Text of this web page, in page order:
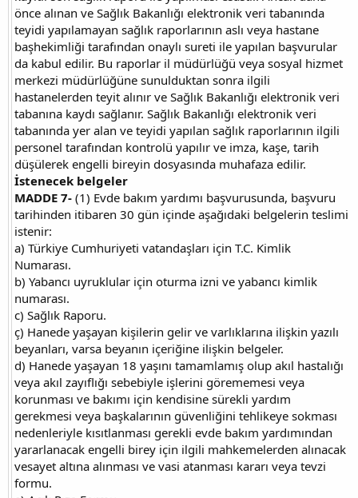
önce alınan ve Sağlık Bakanlığı elektronik veri tabanında
teyidi yapılamayan sağlık raporlarının aslı veya hastane
başhekimliği tarafından onaylı sureti ile yapılan başvurular
da kabul edilir. Bu raporlar il müdürlüğü veya sosyal hizmet
merkezi müdürlüğüne sunulduktan sonra ilgili
hastanelerden teyit alınır ve Sağlık Bakanlığı elektronik veri
tabanına kaydı sağlanır. Sağlık Bakanlığı elektronik veri
tabanında yer alan ve teyidi yapılan sağlık raporlarının ilgili
personel tarafından kontrolü yapılır ve imza, kaşe, tarih
düşülerek engelli bireyin dosyasında muhafaza edilir.
İstenecek belgeler
MADDE 7- (1) Evde bakım yardımı başvurusunda, başvuru
tarihinden itibaren 30 gün içinde aşağıdaki belgelerin teslimi
istenir:
a) Türkiye Cumhuriyeti vatandaşları için T.C. Kimlik
Numarası.
b) Yabancı uyruklular için oturma izni ve yabancı kimlik
numarası.
c) Sağlık Raporu.
ç) Hanede yaşayan kişilerin gelir ve varlıklarına ilişkin yazılı
beyanları, varsa beyanın içeriğine ilişkin belgeler.
d) Hanede yaşayan 18 yaşını tamamlamış olup akıl hastalığı
veya akıl zayıflığı sebebiyle işlerini görememesi veya
korunması ve bakımı için kendisine sürekli yardım
gerekmesi veya başkalarının güvenliğini tehlikeye sokması
nedenleriyle kısıtlanması gerekli evde bakım yardımından
yararlanacak engelli birey için ilgili mahkemelerden alınacak
vesayet altına alınması ve vasi atanması kararı veya tevzi
formu.